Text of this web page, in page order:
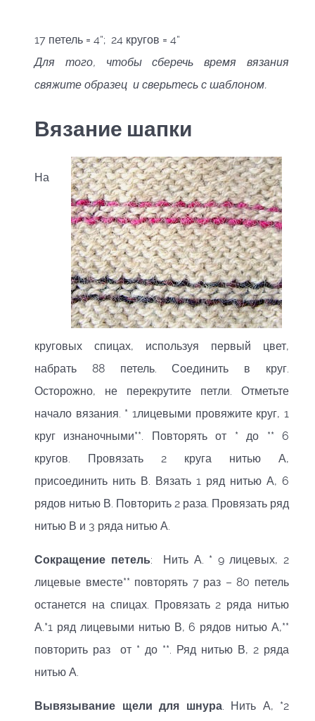
17 петель = 4”; 24 кругов = 4”
Для того, чтобы сберечь время вязания
свяжите образец и сверьтесь с шаблоном.
Вязание шапки
На
круговых спицах, используя первый цвет,
набрать 88 петель. Соединить в круг.
Осторожно, не перекрутите петли. Отметьте
начало вязания. * 1лицевыми провяжите круг, 1
круг изнаночными**. Повторять от * до ** 6
кругов. Провязать 2 круга нитью А,
присоединить нить В. Вязать 1 ряд нитью А, 6
рядов нитью В. Повторить 2 раза. Провязать ряд
нитью В и 3 ряда нитью А.
Сокращение петель: Нить А. * 9 лицевых, 2
лицевые вместе** повторять 7 раз – 80 петель
останется на спицах. Провязать 2 ряда нитью
А.*1 ряд лицевыми нитью В, 6 рядов нитью А,**
повторить раз от * до **. Ряд нитью В, 2 ряда
нитью А.
Вывязывание щели для шнура. Нить А, *2